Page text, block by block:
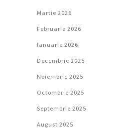
Martie 2026
Februarie 2026
Ianuarie 2026
Decembrie 2025
Noiembrie 2025
Octombrie 2025
Septembrie 2025
August 2025